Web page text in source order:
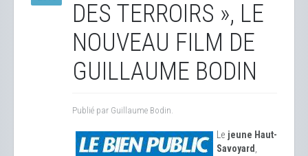
DES TERROIRS », LE
NOUVEAU FILM DE
GUILLAUME BODIN
Publié par Guillaume Bodin.
Le jeune Haut-
Savoyard